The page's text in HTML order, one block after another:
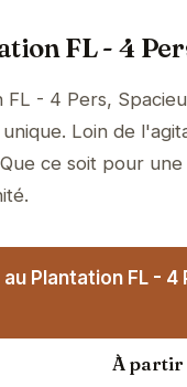
FL - 4
FL - 4 Pers,
Loin de
ce soit pour
Plantation FL -
À partir